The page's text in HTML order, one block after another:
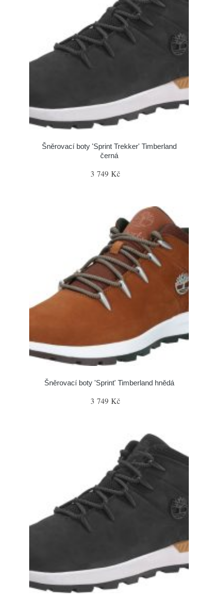
Šněrovací boty 'Sprint Trekker' Timberland
černá
3 749 Kč
Šněrovací boty 'Sprint' Timberland hnědá
3 749 Kč